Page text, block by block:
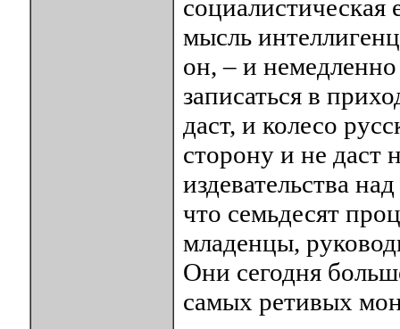
мысль
он, – и
записаться в
даст, и колесо
сторону и не даст
издевательства
что семьдесят
младенцы,
Они сегодня
самых ретивых